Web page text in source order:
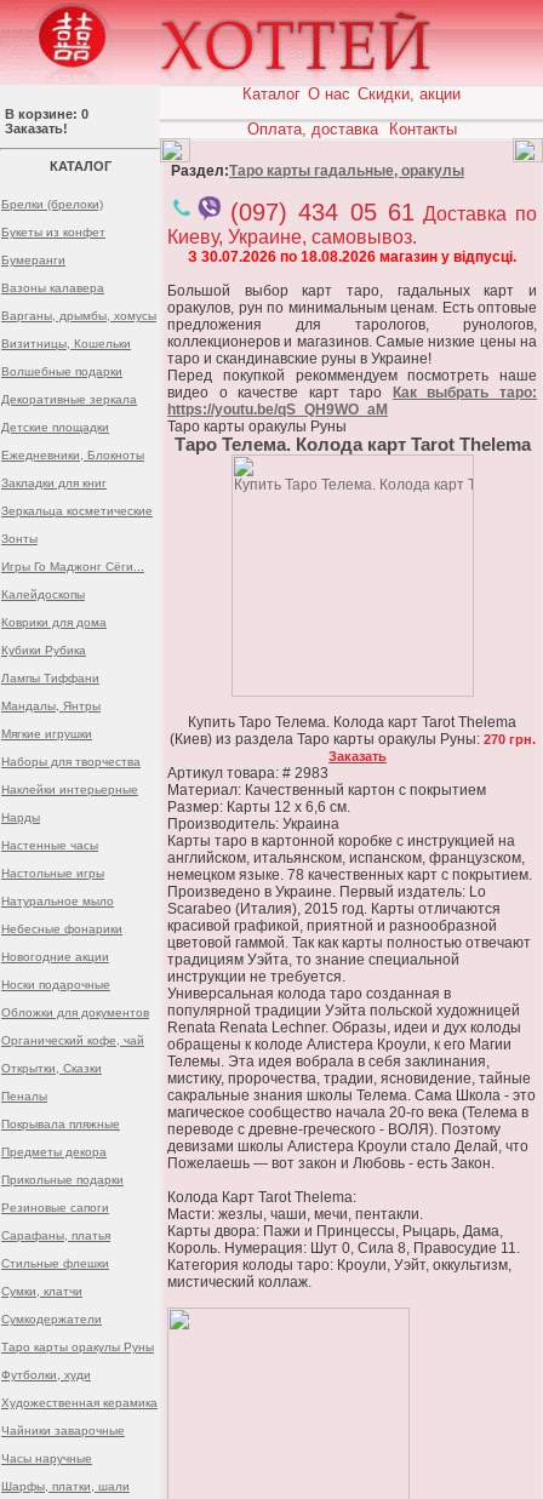
В корзине: 0
Заказать!
КАТАЛОГ
Брелки (брелоки)
Букеты из конфет
Бумеранги
Вазоны калавера
Варганы, дрымбы, хомусы
Визитницы, Кошельки
Волшебные подарки
Декоративные зеркала
Детские площадки
Ежедневники, Блокноты
Закладки для книг
Зеркальца косметические
Зонты
Игры Го Маджонг Сёги...
Калейдоскопы
Коврики для дома
Кубики Рубика
Лампы Тиффани
Мандалы, Янтры
Мягкие игрушки
Наборы для творчества
Наклейки интерьерные
Нарды
Настенные часы
Настольные игры
Натуральное мыло
Небесные фонарики
Новогодние акции
Носки подарочные
Обложки для документов
Органический кофе, чай
Открытки, Сказки
Пеналы
Покрывала пляжные
Предметы декора
Прикольные подарки
Резиновые сапоги
Сарафаны, платья
Стильные флешки
Сумки, клатчи
Сумкодержатели
Таро карты оракулы Руны
Футболки, худи
Художественная керамика
Чайники заварочные
Часы наручные
Шарфы, платки, шали
Каталог О нас Скидки, акции
Оплата, доставка
Контакты
Раздел:Таро карты гадальные, оракулы
(097) 434 05 61 Доставка по
Киеву, Украине, самовывоз.
З 30.07.2026 по 18.08.2026 магазин у відпусці.
Большой выбор карт таро, гадальных карт и
оракулов, рун по минимальным ценам. Есть оптовые
предложения для тарологов, рунологов,
коллекционеров и магазинов. Самые низкие цены на
таро и скандинавские руны в Украине!
Перед покупкой рекоммендуем посмотреть наше
видео о качестве карт таро
Как выбрать таро:
https://youtu.be/qS_QH9WO_aM
Таро карты оракулы Руны
Таро Телема. Колода карт Tarot Thelema
Купить Таро Телема. Колода карт Tarot Thelema
(Киев) из раздела Таро карты оракулы Руны: 270 грн.
Заказать
Артикул товара: # 2983
Материал: Качественный картон с покрытием
Размер: Карты 12 х 6,6 см.
Производитель: Украина
Карты таро в картонной коробке с инструкцией на
английском, итальянском, испанском, французском,
немецком языке. 78 качественных карт с покрытием.
Произведено в Украине. Первый издатель: Lo
Scarabeo (Италия), 2015 год. Карты отличаются
красивой графикой, приятной и разнообразной
цветовой гаммой. Так как карты полностью отвечают
традициям Уэйта, то знание специальной
инструкции не требуется.
Универсальная колода таро созданная в
популярной традиции Уэйта польской художницей
Renata Renata Lechner. Образы, идеи и дух колоды
обращены к колоде Алистера Кроули, к его Магии
Телемы. Эта идея вобрала в себя заклинания,
мистику, пророчества, традии, ясновидение, тайные
сакральные знания школы Телема. Сама Школа - это
магическое сообщество начала 20-го века (Телема в
переводе с древне-греческого - ВОЛЯ). Поэтому
девизами школы Алистера Кроули стало Делай, что
Пожелаешь — вот закон и Любовь - есть Закон.
Колода Карт Tarot Thelema:
Масти: жезлы, чаши, мечи, пентакли.
Карты двора: Пажи и Принцессы, Рыцарь, Дама,
Король. Нумерация: Шут 0, Сила 8, Правосудие 11.
Категория колоды таро: Кроули, Уэйт, оккультизм,
мистический коллаж.